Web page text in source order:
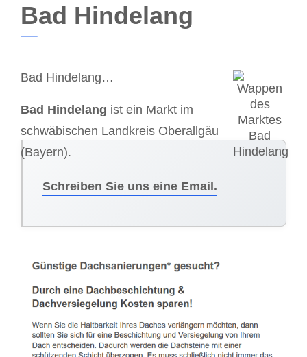
Bad Hindelang
Bad Hindelang…
Bad Hindelang ist ein Markt im
schwäbischen Landkreis Oberallgäu
(Bayern).
Schreiben Sie uns eine Email.